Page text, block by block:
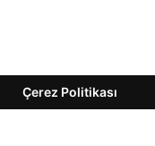
Çerez Politikası